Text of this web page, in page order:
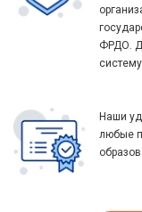
ФРДО.
систему
Наши
любые